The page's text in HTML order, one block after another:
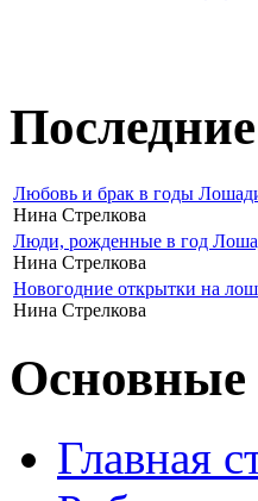
Любовь и брак в годы
Нина Стрелкова
Люди, рожденные в год
Нина Стрелкова
Новогодние открытки на
Нина Стрелкова
Главная